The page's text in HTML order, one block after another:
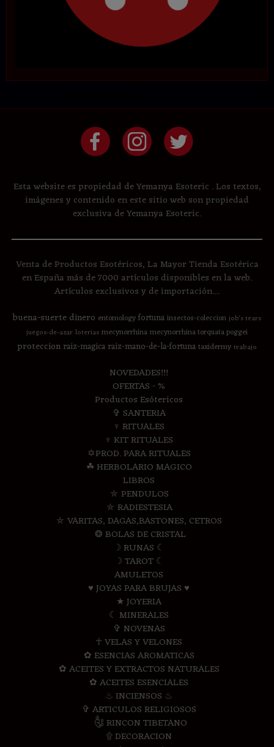
Esta website es propiedad de Yemanya Esoteric . Los textos,
imágenes y contenido en este sitio web son propiedad
exclusiva de Yemanya Esoteric.
Venta de Productos Esotéricos, La Mayor Tienda Esotérica
en España más de 7000 artículos disponibles en la web.
Artículos exclusivos y de importación....
buena-suertedinero entomologyfortunainsectos-coleccion job's tears
juegos-de-azar loterias mecynorrhinamecynorrhina torquata poggei
proteccion raiz-magica raiz-mano-de-la-fortunataxidermy trabajo
NOVEDADES!!!
OFERTAS - %
Productos Esótericos
✞ SANTERIA
♆ RITUALES
♆ KIT RITUALES
✡PROD. PARA RITUALES
☘ HERBOLARIO MAGICO
LIBROS
⛤ PENDULOS
⛤ RADIESTESIA
⛤ VARITAS, DAGAS,BASTONES, CETROS
❂ BOLAS DE CRISTAL
☽ RUNAS ☾
☽ TAROT ☾
AMULETOS
♥ JOYAS PARA BRUJAS ♥
★ JOYERIA
☾ MINERALES
✞ NOVENAS
☥ VELAS Y VELONES
✿ ESENCIAS AROMATICAS
✿ ACEITES Y EXTRACTOS NATURALES
✿ ACEITES ESENCIALES
♨ INCIENSOS ♨
✞ ARTICULOS RELIGIOSOS
༃ RINCON TIBETANO
۩ DECORACION